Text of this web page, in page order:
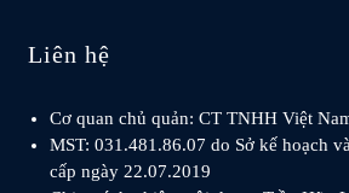
Liên hệ
Cơ quan chủ quản: CT TNHH Việt
MST: 031.481.86.07 do Sở kế hoạch
cấp ngày 22.07.2019